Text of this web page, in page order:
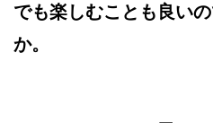
でも楽しむことも良い
か。